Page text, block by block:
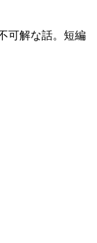
可解な話。短編